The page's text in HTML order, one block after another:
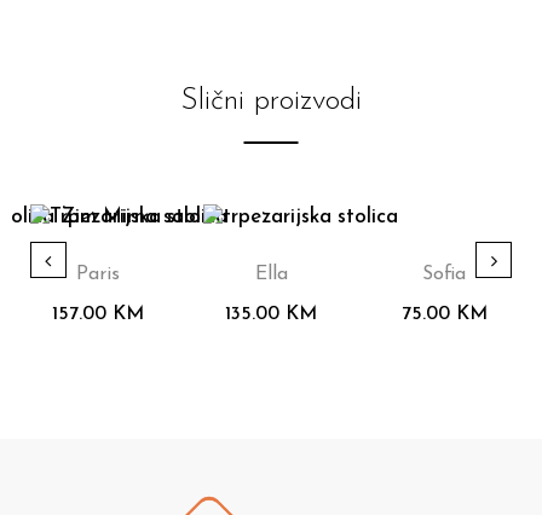
Slični proizvodi
Paris
157.00 KM
Ella
135.00 KM
Sofia
75.00 KM